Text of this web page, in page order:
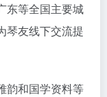
东等全国主要城
琴友线下交流提
韵和国学资料等